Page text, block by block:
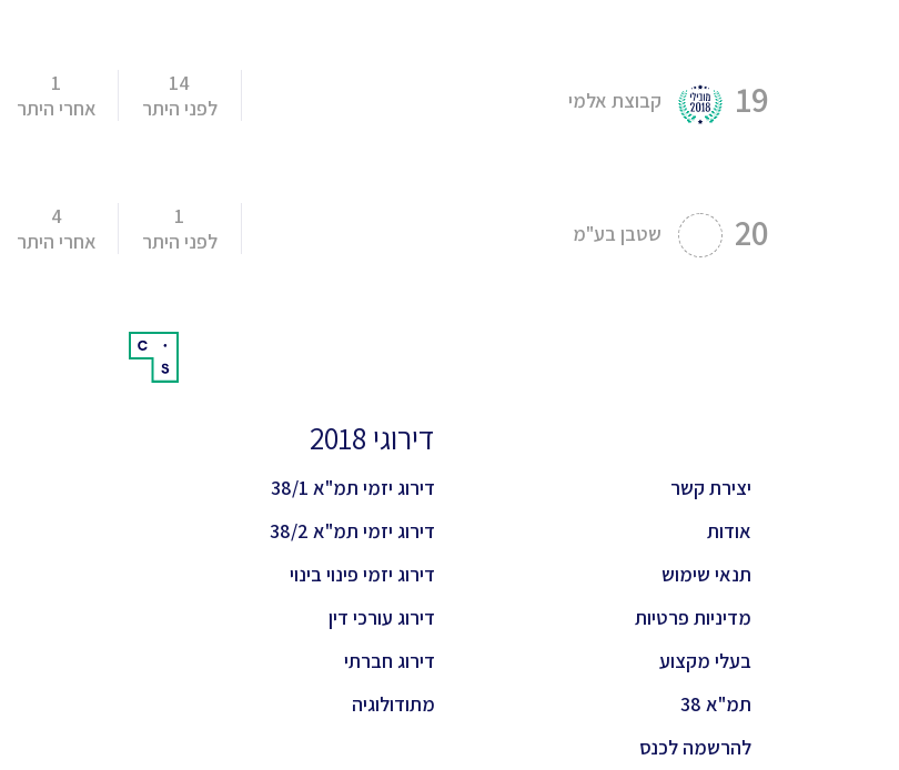
19 קבוצת אלמי
14
לפני היתר
1
אחרי היתר
20 שטבן בע"מ
1
לפני היתר
4
אחרי היתר
יצירת קשר
אודות
תנאי שימוש
מדיניות פרטיות
בעלי מקצוע
תמ"א 38
להרשמה לכנס
דירוגי 2018
דירוג יזמי תמ"א 38/1
דירוג יזמי תמ"א 38/2
דירוג יזמי פינוי בינוי
דירוג עורכי דין
דירוג חברתי
מתודולוגיה